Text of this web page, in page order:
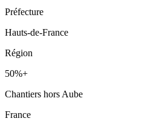
Préfecture
Hauts-de-France
Région
50%+
Chantiers hors Aube
France